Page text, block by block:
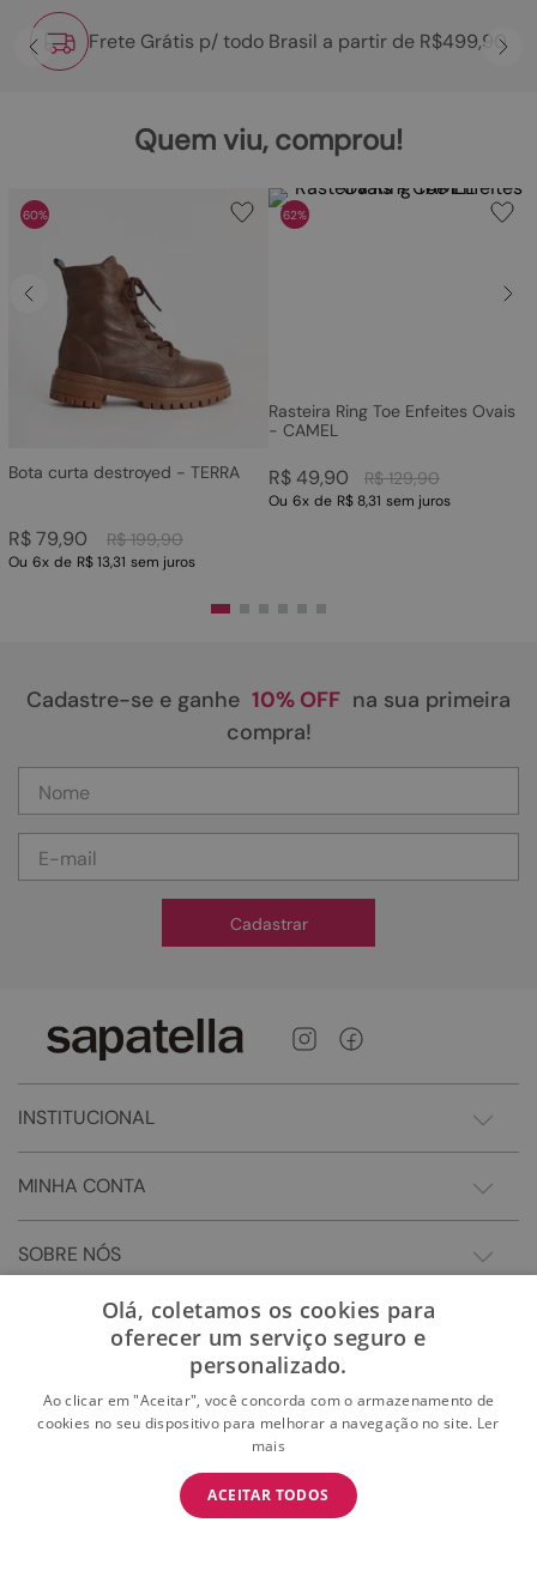
BAIXE O APP
E garanta 15% OFF na primeira compra
Frete Grátis p/ todo Brasil a partir de R$499,90
Quem viu, comprou!
60%
Bota curta destroyed - TERRA
R$ 199,90
R$79,90
Ou 6x de R$ 13,31 sem juros
62%
Rasteira Ring Toe Enfeites Ovais
- CAMEL
R$ 129,90
R$49,90
Ou 6x de R$ 8,31 sem juros
Cadastre-se e ganhe 10% OFF na sua primeira
compra!
Cadastrar
INSTITUCIONAL
MINHA CONTA
SOBRE NÓS
Olá, coletamos os cookies para
oferecer um serviço seguro e
personalizado.
Ao clicar em "Aceitar", você concorda com o armazenamento de
cookies no seu dispositivo para melhorar a navegação no site. Ler
mais
ACEITAR TODOS